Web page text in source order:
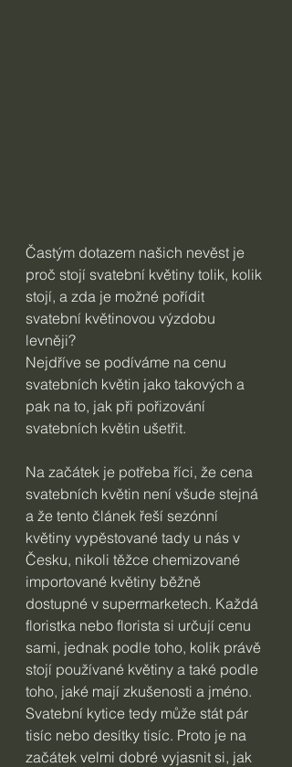
Častým dotazem našich nevěst je
proč stojí svatební květiny tolik, kolik
stojí, a zda je možné pořídit
svatební květinovou výzdobu
levněji?
Nejdříve se podíváme na cenu
svatebních květin jako takových a
pak na to, jak při pořizování
svatebních květin ušetřit.
Na začátek je potřeba říci, že cena
svatebních květin není všude stejná
a že tento článek řeší sezónní
květiny vypěstované tady u nás v
Česku, nikoli těžce chemizované
importované květiny běžně
dostupné v supermarketech. Každá
floristka nebo florista si určují cenu
sami, jednak podle toho, kolik právě
stojí používané květiny a také podle
toho, jaké mají zkušenosti a jméno.
Svatební kytice tedy může stát pár
tisíc nebo desítky tisíc. Proto je na
začátek velmi dobré vyjasnit si, jak